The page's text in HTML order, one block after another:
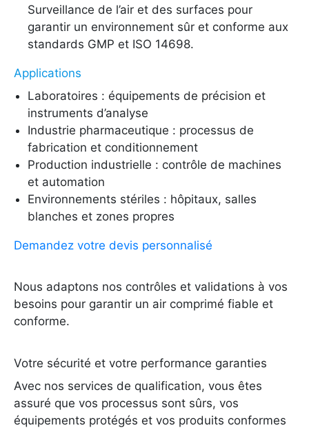
Surveillance de l’air et des surfaces pour
garantir un environnement sûr et conforme aux
standards GMP et ISO 14698.
Applications
Laboratoires : équipements de précision et
instruments d’analyse
Industrie pharmaceutique : processus de
fabrication et conditionnement
Production industrielle : contrôle de machines
et automation
Environnements stériles : hôpitaux, salles
blanches et zones propres
Demandez votre devis personnalisé
Nous adaptons nos contrôles et validations à vos
besoins pour garantir un air comprimé fiable et
conforme.
Votre sécurité et votre performance garanties
Avec nos services de qualification, vous êtes
assuré que vos processus sont sûrs, vos
équipements protégés et vos produits conformes